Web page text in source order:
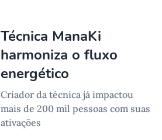
Técnica ManaKi
harmoniza o fluxo
energético
Criador da técnica já impactou
mais de 200 mil pessoas com suas
ativações